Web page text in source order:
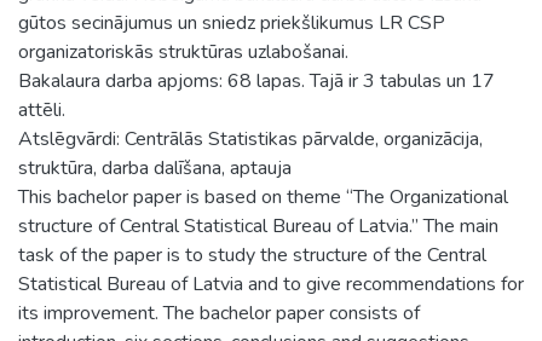
gūtos secinājumus un sniedz priekšlikumus LR CSP
organizatoriskās struktūras uzlabošanai.
Bakalaura darba apjoms: 68 lapas. Tajā ir 3 tabulas un 17
attēli.
Atslēgvārdi: Centrālās Statistikas pārvalde, organizācija,
struktūra, darba dalīšana, aptauja
This bachelor paper is based on theme “The Organizational
structure of Central Statistical Bureau of Latvia.” The main
task of the paper is to study the structure of the Central
Statistical Bureau of Latvia and to give recommendations for
its improvement. The bachelor paper consists of